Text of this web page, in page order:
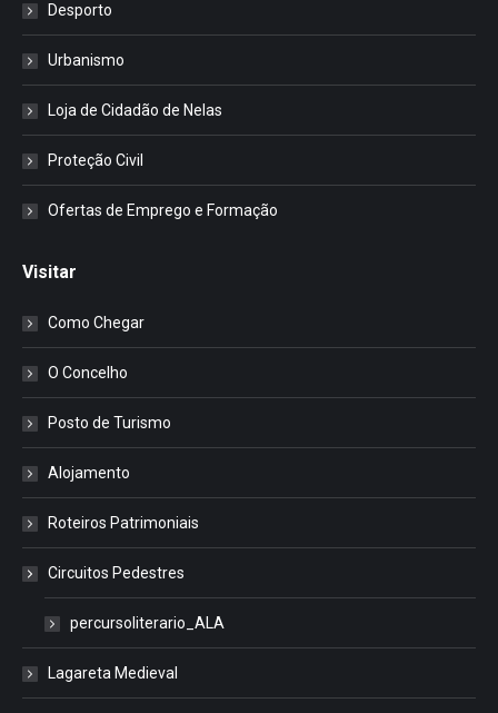
Desporto
Urbanismo
Loja de Cidadão de Nelas
Proteção Civil
Ofertas de Emprego e Formação
Visitar
Como Chegar
O Concelho
Posto de Turismo
Alojamento
Roteiros Patrimoniais
Circuitos Pedestres
percursoliterario_ALA
Lagareta Medieval